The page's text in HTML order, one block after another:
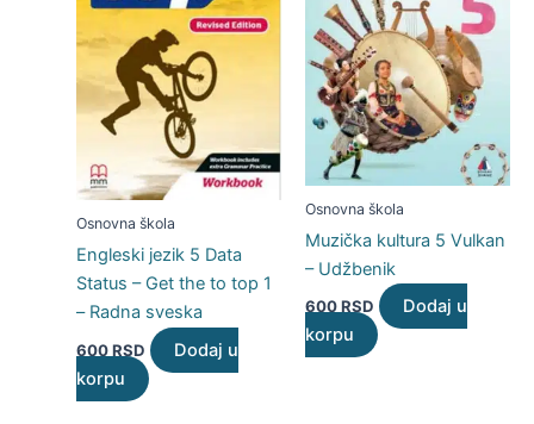
Osnovna škola
Engleski jezik 5 Data
Status – Get the to top 1
– Radna sveska
600RSD
Dodaj u
korpu
Osnovna škola
Muzička kultura 5 Vulkan
– Udžbenik
600RSD
Dodaj u
korpu